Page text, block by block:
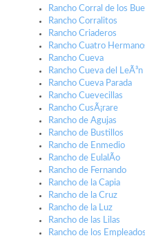
Rancho Corral de los
Rancho Corralitos
Rancho Criaderos
Rancho Cuatro
Rancho Cueva
Rancho Cueva del LeÃ³n
Rancho Cueva Parada
Rancho Cuevecillas
Rancho CusÃ¡rare
Rancho de Agujas
Rancho de Bustillos
Rancho de Enmedio
Rancho de EulalÃ­o
Rancho de Fernando
Rancho de la Capia
Rancho de la Cruz
Rancho de la Luz
Rancho de las Lilas
Rancho de los Empleados